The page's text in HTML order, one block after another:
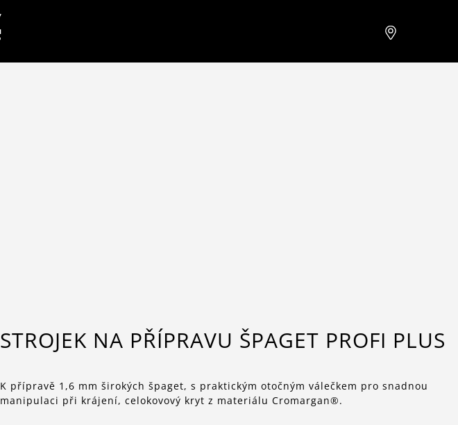
STROJEK NA PŘÍPRAVU ŠPAGET PROFI PLUS
K přípravě 1,6 mm širokých špaget, s praktickým otočným válečkem pro snadnou
manipulaci při krájení, celokovový kryt z materiálu Cromargan®.